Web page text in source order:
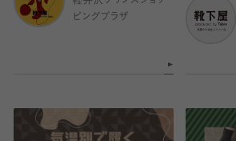
ピングプラザ